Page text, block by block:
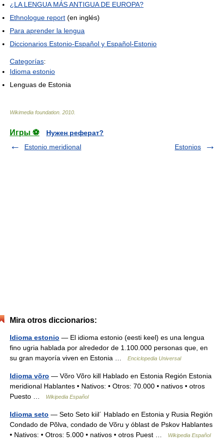
¿LA LENGUA MÁS ANTIGUA DE EUROPA?
Ethnologue report (en inglés)
Para aprender la lengua
Diccionarios Estonio-Español y Español-Estonio
Categorías:
Idioma estonio
Lenguas de Estonia
Wikimedia foundation 2010
Игры ⚽
Нужен реферат?
Estonio meridional
Estonios
Mira otros diccionarios:
Idioma estonio — El idioma estonio (eesti keel) es una lengua
fino ugria hablada por alrededor de 1.100.000 personas que, en
su gran mayoría viven en Estonia …
Enciclopedia Universal
Idioma võro — Võro Võro kill Hablado en Estonia Región Estonia
meridional Hablantes • Nativos: • Otros: 70.000 • nativos • otros
Puesto …
Wikipedia Español
Idioma seto — Seto Seto kiil´ Hablado en Estonia y Rusia Región
Condado de Põlva, condado de Võru y óblast de Pskov Hablantes
• Nativos: • Otros: 5.000 • nativos • otros Puest …
Wikipedia Español